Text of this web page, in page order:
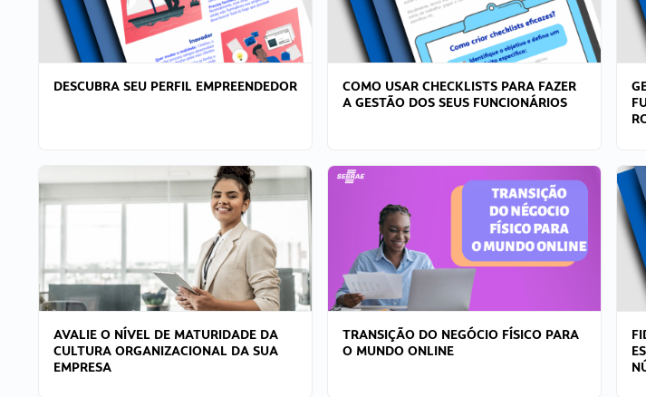
DESCUBRA SEU PERFIL EMPREENDEDOR
COMO USAR CHECKLISTS PARA FAZER
A GESTÃO DOS SEUS FUNCIONÁRIOS
AVALIE O NÍVEL DE MATURIDADE DA
CULTURA ORGANIZACIONAL DA SUA
EMPRESA
TRANSIÇÃO DO NEGÓCIO FÍSICO PARA
O MUNDO ONLINE